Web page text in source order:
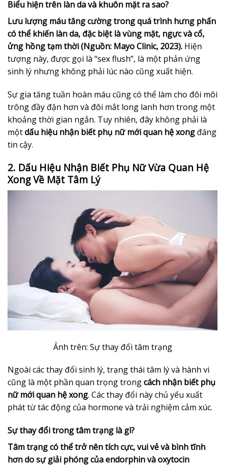
Biểu hiện trên làn da và khuôn mặt ra sao?
Lưu lượng máu tăng cường trong quá trình hưng phấn
có thể khiến làn da, đặc biệt là vùng mặt, ngực và cổ,
ửng hồng tạm thời (Nguồn: Mayo Clinic, 2023). Hiện
tượng này, được gọi là “sex flush”, là một phản ứng
sinh lý nhưng không phải lúc nào cũng xuất hiện.
Sự gia tăng tuần hoàn máu cũng có thể làm cho đôi môi
trông đầy đặn hơn và đôi mắt long lanh hơn trong một
khoảng thời gian ngắn. Tuy nhiên, đây không phải là
mộtdấu hiệu nhận biết phụ nữ mới quan hệ xong đáng
tin cậy.
2. Dấu Hiệu Nhận Biết Phụ Nữ Vừa Quan Hệ
Xong Về Mặt Tâm Lý
Ảnh trên: Sự thay đổi tâm trạng
Ngoài các thay đổi sinh lý, trạng thái tâm lý và hành vi
cũng là một phần quan trọng trongcách nhận biết phụ
nữ mới quan hệ xong. Các thay đổi này chủ yếu xuất
phát từ tác động của hormone và trải nghiệm cảm xúc.
Sự thay đổi trong tâm trạng là gì?
Tâm trạng có thể trở nên tích cực, vui vẻ và bình tĩnh
hơn do sự giải phóng của endorphin và oxytocin